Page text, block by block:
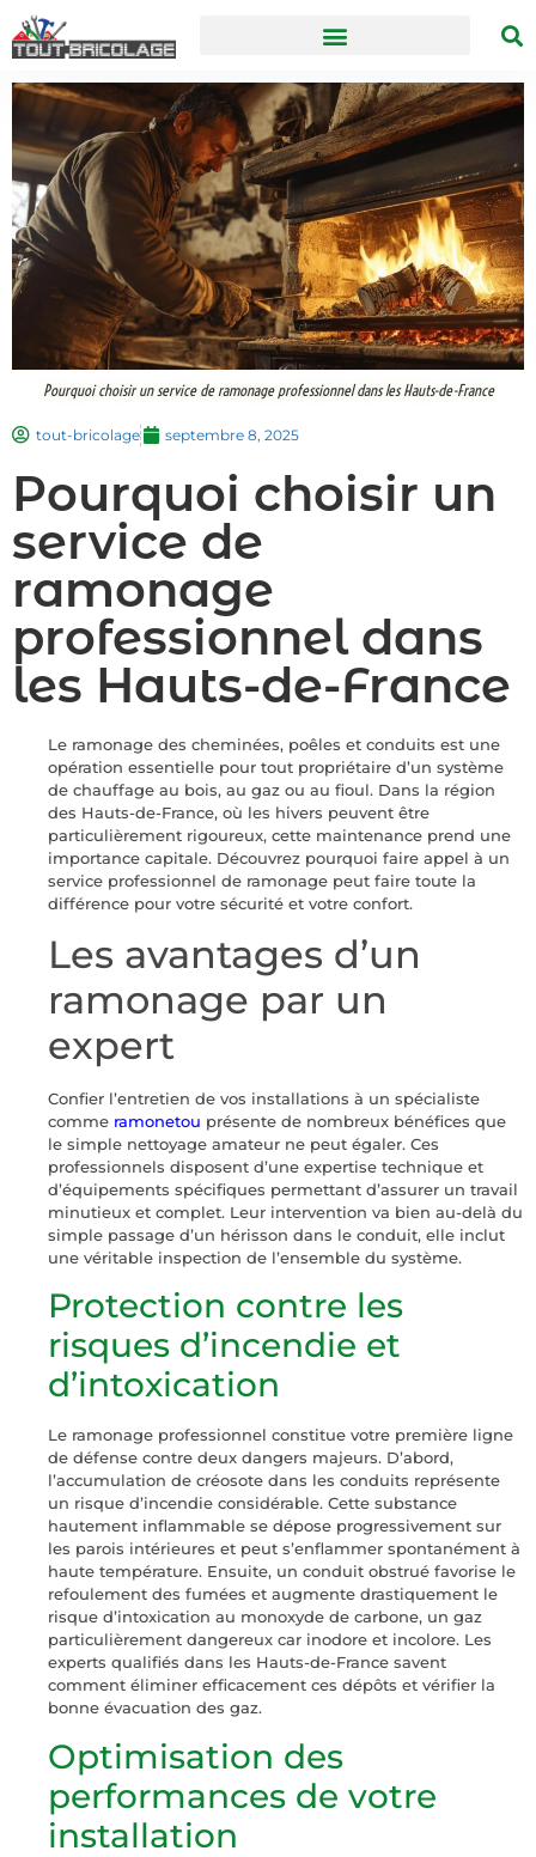
Pourquoi choisir un service de ramonage professionnel dans les Hauts-de-France
tout-bricolage septembre 8, 2025
Pourquoi choisir un
service de
ramonage
professionnel dans
les Hauts-de-France
Le ramonage des cheminées, poêles et conduits est une
opération essentielle pour tout propriétaire d’un système
de chauffage au bois, au gaz ou au fioul. Dans la région
des Hauts-de-France, où les hivers peuvent être
particulièrement rigoureux, cette maintenance prend une
importance capitale. Découvrez pourquoi faire appel à un
service professionnel de ramonage peut faire toute la
différence pour votre sécurité et votre confort.
Les avantages d’un
ramonage par un
expert
Confier l’entretien de vos installations à un spécialiste
comme ramonetou présente de nombreux bénéfices que
le simple nettoyage amateur ne peut égaler. Ces
professionnels disposent d’une expertise technique et
d’équipements spécifiques permettant d’assurer un travail
minutieux et complet. Leur intervention va bien au-delà du
simple passage d’un hérisson dans le conduit, elle inclut
une véritable inspection de l’ensemble du système.
Protection contre les
risques d’incendie et
d’intoxication
Le ramonage professionnel constitue votre première ligne
de défense contre deux dangers majeurs. D’abord,
l’accumulation de créosote dans les conduits représente
un risque d’incendie considérable. Cette substance
hautement inflammable se dépose progressivement sur
les parois intérieures et peut s’enflammer spontanément à
haute température. Ensuite, un conduit obstrué favorise le
refoulement des fumées et augmente drastiquement le
risque d’intoxication au monoxyde de carbone, un gaz
particulièrement dangereux car inodore et incolore. Les
experts qualifiés dans les Hauts-de-France savent
comment éliminer efficacement ces dépôts et vérifier la
bonne évacuation des gaz.
Optimisation des
performances de votre
installation